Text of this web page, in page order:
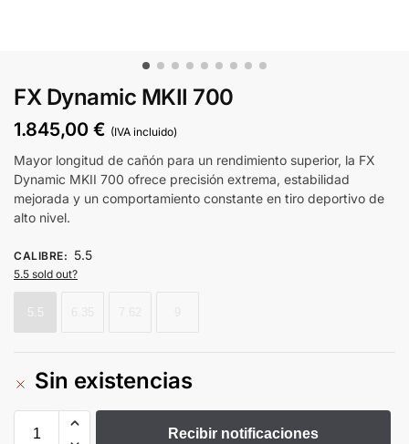
FX Dynamic MKII 700
1.845,00 € (IVA incluido)
Mayor longitud de cañón para un rendimiento superior, la FX
Dynamic MKII 700 ofrece precisión extrema, estabilidad
mejorada y un comportamiento constante en tiro deportivo de
alto nivel.
CALIBRE: 5.5
5.5 sold out?
5.5
Sin existencias
Recibir notificaciones